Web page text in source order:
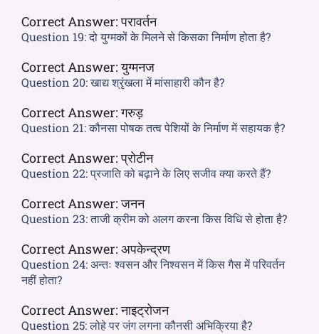
Correct Answer: परावर्तन
Question 19:दो युग्मकों के मिलने से किसका निर्माण होता है?
Correct Answer: युग्मनज
Question 20:खाद्य श्रृंखला में मांसाहारी कौन है?
Correct Answer: गरुड़
Question 21:कौनसा पोषक तत्व पेशियों के निर्माण में सहायक है?
Correct Answer: प्रोटीन
Question 22:प्रजाति को बढ़ाने के लिए सजीव क्या करते हैं?
Correct Answer: जनन
Question 23:ताजी क्रीम को अलग करना किस विधि से होता है?
Correct Answer: अपकेन्द्रण
Question 24:अन्तः श्वसन और निश्वसन में किस गैस में परिवर्तन
नहीं होता?
Correct Answer: नाइट्रोजन
Question 25:लोहे पर जंग लगना कौनसी अभिक्रिया है?